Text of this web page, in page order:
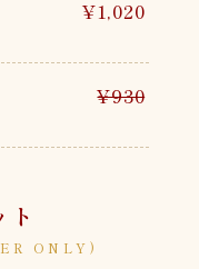
¥1,020
¥930
ONLY)